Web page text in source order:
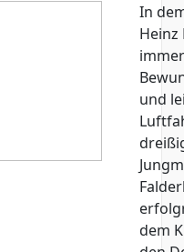
In
Heinz
und
dem